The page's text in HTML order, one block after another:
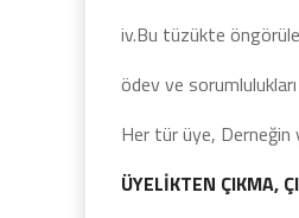
iv.Bu tüzükte
ödev ve
Her tür üye, Derneğin
ÜYELİKTEN ÇIKMA,